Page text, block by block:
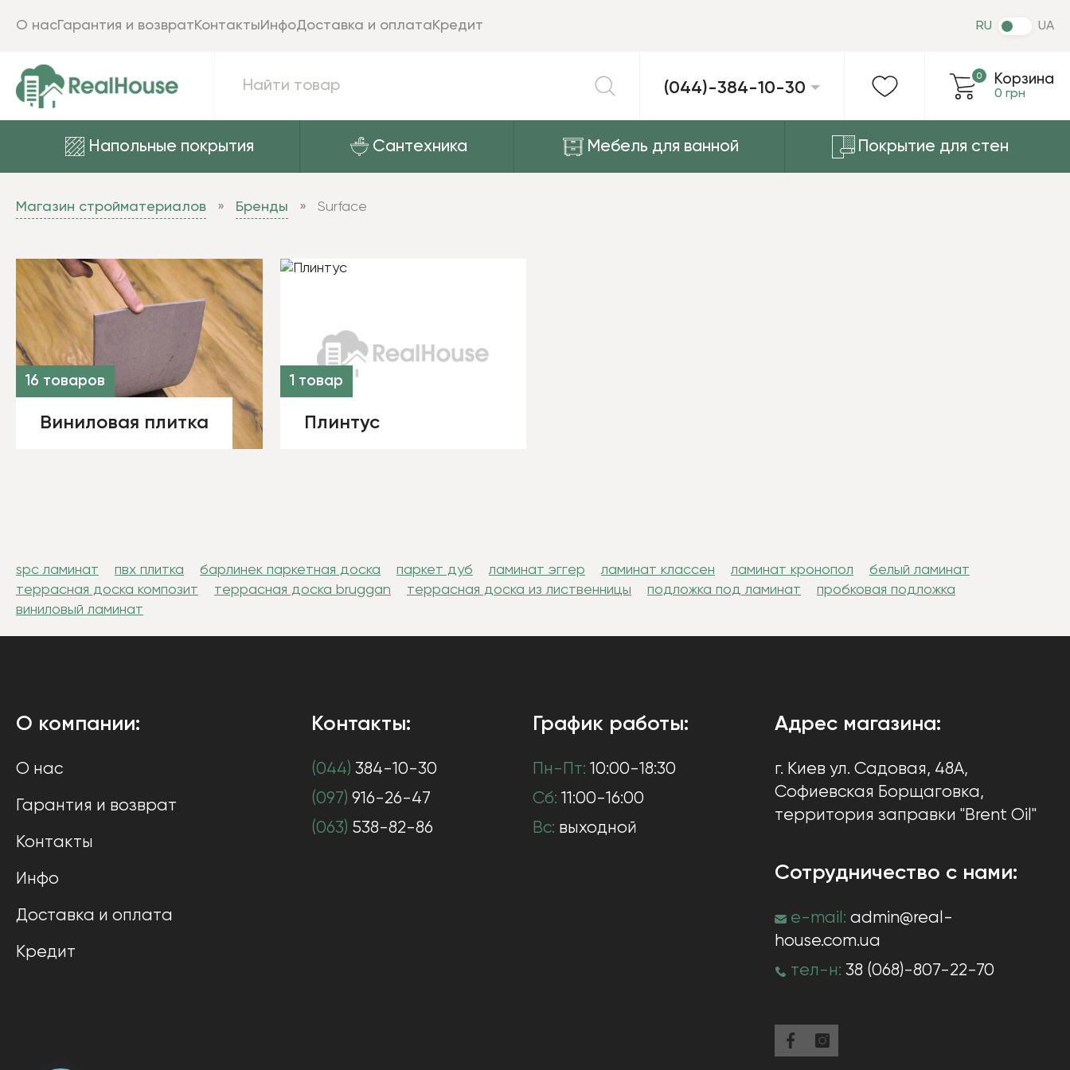
(044)-384-10-30
Корзина
0 грн
0
RU UA
Напольные покрытия Сантехника Мебель для ванной Покрытие для стен
О насГарантия и возвратКонтактыИнфоДоставка и оплатаКредит
Магазин стройматериалов Бренды Surface
16 товаров
Виниловая плитка
1 товар
Плинтус
spc ламинат пвх плитка барлинек паркетная доска паркет дуб ламинат эггер ламинат классен ламинат кронопол
белый ламинат
террасная доска композит
террасная доска bruggan террасная доска из лиственницы подложка под ламинат
пробковая подложка
виниловый ламинат
О компании:
О нас
Гарантия и возврат
Контакты
Инфо
Доставка и оплата
Кредит
Контакты:
(044) 384-10-30
(097) 916-26-47
(063) 538-82-86
График работы:
Пн-Пт: 10:00-18:30
Сб: 11:00-16:00
Вс: выходной
Адрес магазина:
г. Киев ул. Садовая, 48А,
Софиевская Борщаговка,
территория заправки "Brent Oil"
Сотрудничество с нами:
e-mail: admin@real-
house.com.ua
тел-н: 38 (068)-807-22-70